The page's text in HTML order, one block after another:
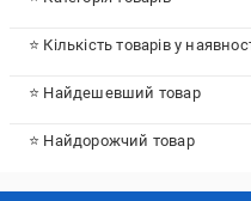
⭐ Кількість товарів у
⭐ Найдешевший товар
⭐ Найдорожчий товар